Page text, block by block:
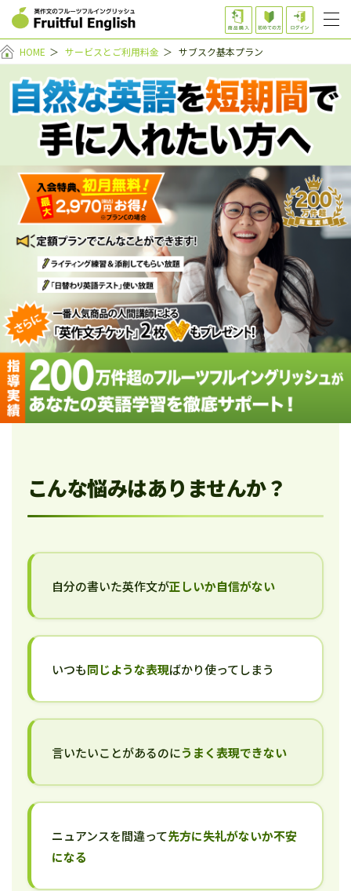
HOME ＞ サービスとご利用料金 ＞ サブスク基本プラン
こんな悩みはありませんか？
自分の書いた英作文が正しいか自信がない
いつも同じような表現ばかり使ってしまう
言いたいことがあるのにうまく表現できない
ニュアンスを間違って先方に失礼がないか不安
になる